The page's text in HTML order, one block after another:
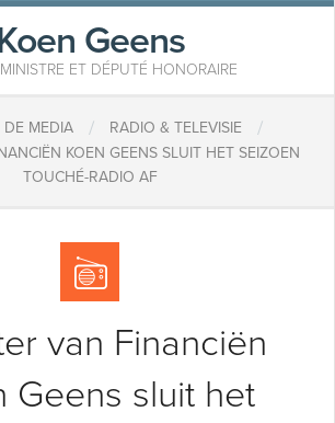
Geens
ET DÉPUTÉ HONORAIRE
DE MEDIA / RADIO & TELEVISIE /
KOEN GEENS SLUIT HET SEIZOEN
TOUCHÉ-RADIO AF
van Financiën
Geens sluit het